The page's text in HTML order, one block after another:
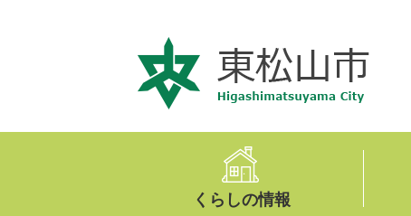
くらしの情報